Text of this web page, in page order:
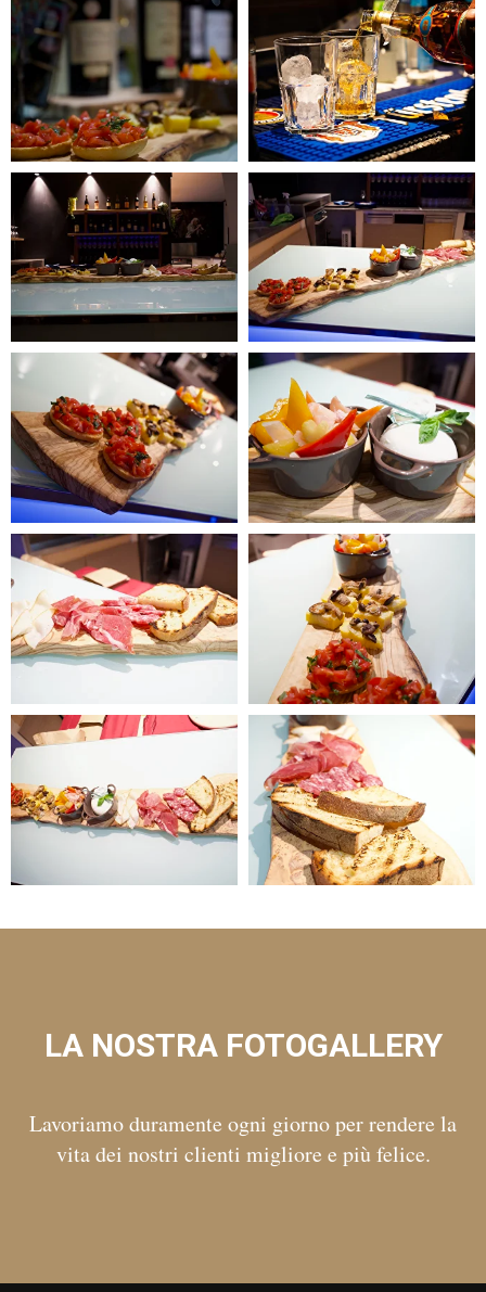
LA NOSTRA FOTOGALLERY
Lavoriamo duramente ogni giorno per rendere la
vita dei nostri clienti migliore e più felice.